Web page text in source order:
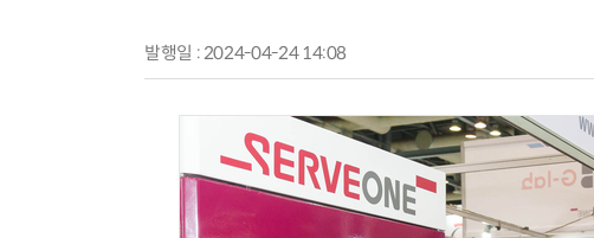
발행일 : 2024-04-24 14:08